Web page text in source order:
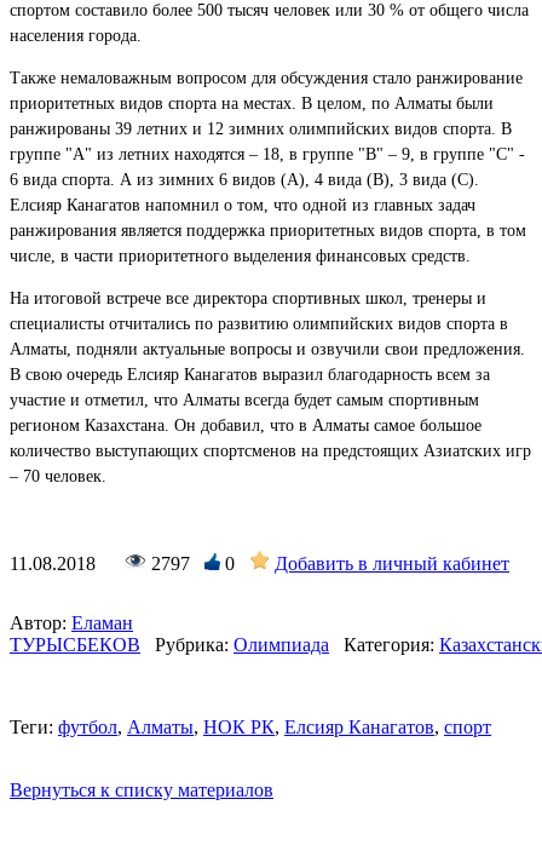
спортом составило более 500 тысяч человек или 30 % от общего числа
населения города.
Также немаловажным вопросом для обсуждения стало ранжирование
приоритетных видов спорта на местах. В целом, по Алматы были
ранжированы 39 летних и 12 зимних олимпийских видов спорта. В
группе "А" из летних находятся – 18, в группе "В" – 9, в группе "С" -
6 вида спорта. А из зимних 6 видов (А), 4 вида (В), 3 вида (С).
Елсияр Канагатов напомнил о том, что одной из главных задач
ранжирования является поддержка приоритетных видов спорта, в том
числе, в части приоритетного выделения финансовых средств.
На итоговой встрече все директора спортивных школ, тренеры и
специалисты отчитались по развитию олимпийских видов спорта в
Алматы, подняли актуальные вопросы и озвучили свои предложения.
В свою очередь Елсияр Канагатов выразил благодарность всем за
участие и отметил, что Алматы всегда будет самым спортивным
регионом Казахстана. Он добавил, что в Алматы самое большое
количество выступающих спортсменов на предстоящих Азиатских игр
– 70 человек.
11.08.2018 2797 0 Добавить в личный кабинет
Автор: Еламан
ТУРЫСБЕКОВ
Рубрика: Олимпиада Категория:
Теги: футбол, Алматы, НОК РК, Елсияр Канагатов, спорт
Вернуться к списку материалов